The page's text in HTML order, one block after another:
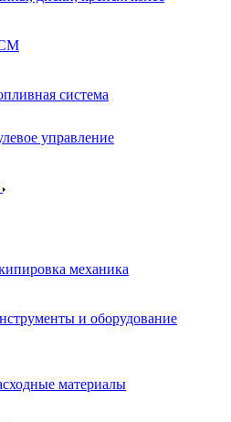
система
управление
механика
и оборудование
материалы